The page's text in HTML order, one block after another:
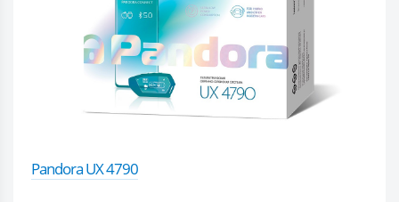
Pandora UX 4790